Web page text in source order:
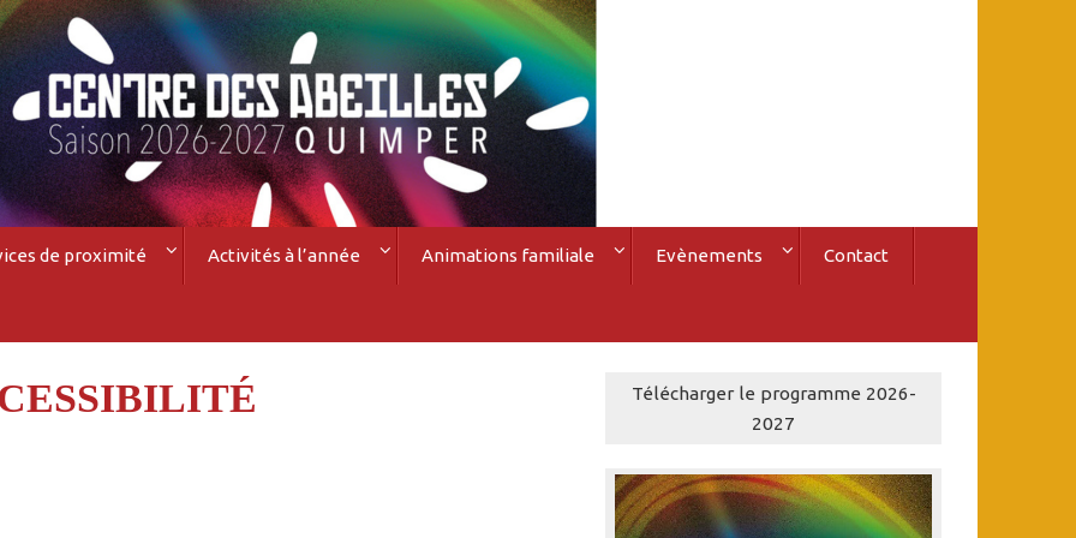
de proximité Activités à l’année Animations familiale Evènements Contact
Télécharger le programme 2026-
2027